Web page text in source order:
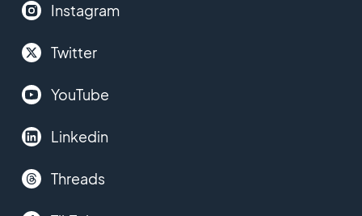
Instagram
Twitter
YouTube
Linkedin
Threads